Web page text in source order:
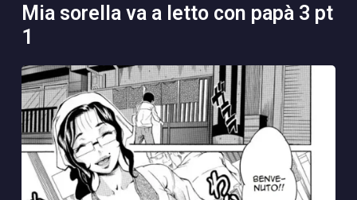
mia sorella va a letto con papà 3 pt
1